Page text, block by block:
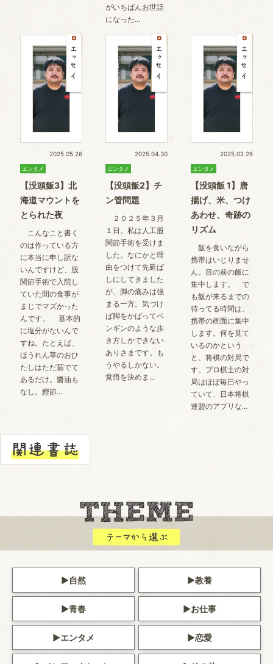
がいちばんお世話
になった...
2025.05.26
エンタメ
【没頭飯3】北
海道マウントを
とられた夜
こんなこと書く
のは作っている方
に本当に申し訳な
いんですけど、股
関節手術で入院し
ていた間の食事が
まじでマズかった
んです。 基本的
に塩分がないんで
すね。たとえば、
ほうれん草のおひ
たしはただ茹でて
あるだけ。醬油も
なし。鰹節...
2025.04.30
エンタメ
【没頭飯2】チ
ン管問題
２０２５年３月
１日。私は人工股
関節手術を受けま
した。なにかと理
由をつけて先延ば
しにしてきました
が、脚の痛みは強
まる一方。気づけ
ば脚をかばってペ
ンギンのような歩
き方しかできない
ありさまです。も
うやるしかない。
覚悟を決めま...
2025.02.26
エンタメ
【没頭飯 1】唐
揚げ、米、つけ
あわせ、奇跡の
リズム
飯を食いながら
携帯はいじりませ
ん。目の前の飯に
集中します。 で
も飯が来るまでの
待ってる時間は、
携帯の画面に集中
します。何を見て
いるのかという
と、将棋の対局で
す。プロ棋士の対
局はほぼ毎日やっ
ていて、日本将棋
連盟のアプリな...
自然 教養
青春 お仕事
エンタメ 恋愛